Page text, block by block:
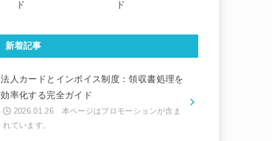
ド
ド
新着記事
法人カードとインボイス制度：領収書処理を
効率化する完全ガイド
2026.01.26